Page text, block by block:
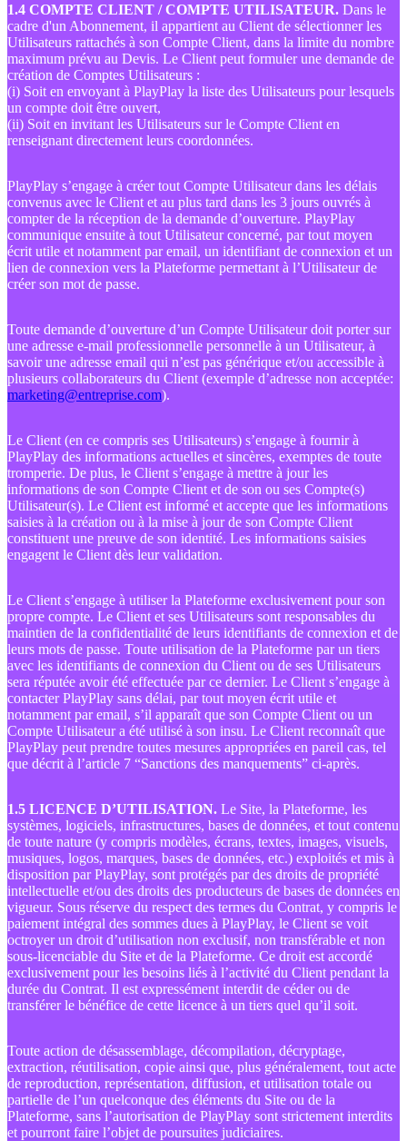
1.4 COMPTE CLIENT / COMPTE UTILISATEUR. Dans le
cadre d'un Abonnement, il appartient au Client de sélectionner les
Utilisateurs rattachés à son Compte Client, dans la limite du nombre
maximum prévu au Devis. Le Client peut formuler une demande de
création de Comptes Utilisateurs :
(i) Soit en envoyant à PlayPlay la liste des Utilisateurs pour lesquels
un compte doit être ouvert,
(ii) Soit en invitant les Utilisateurs sur le Compte Client en
renseignant directement leurs coordonnées.
PlayPlay s’engage à créer tout Compte Utilisateur dans les délais
convenus avec le Client et au plus tard dans les 3 jours ouvrés à
compter de la réception de la demande d’ouverture. PlayPlay
communique ensuite à tout Utilisateur concerné, par tout moyen
écrit utile et notamment par email, un identifiant de connexion et un
lien de connexion vers la Plateforme permettant à l’Utilisateur de
créer son mot de passe.
Toute demande d’ouverture d’un Compte Utilisateur doit porter sur
une adresse e-mail professionnelle personnelle à un Utilisateur, à
savoir une adresse email qui n’est pas générique et/ou accessible à
plusieurs collaborateurs du Client (exemple d’adresse non acceptée:
marketing@entreprise.com).
Le Client (en ce compris ses Utilisateurs) s’engage à fournir à
PlayPlay des informations actuelles et sincères, exemptes de toute
tromperie. De plus, le Client s’engage à mettre à jour les
informations de son Compte Client et de son ou ses Compte(s)
Utilisateur(s). Le Client est informé et accepte que les informations
saisies à la création ou à la mise à jour de son Compte Client
constituent une preuve de son identité. Les informations saisies
engagent le Client dès leur validation.
Le Client s’engage à utiliser la Plateforme exclusivement pour son
propre compte. Le Client et ses Utilisateurs sont responsables du
maintien de la confidentialité de leurs identifiants de connexion et de
leurs mots de passe. Toute utilisation de la Plateforme par un tiers
avec les identifiants de connexion du Client ou de ses Utilisateurs
sera réputée avoir été effectuée par ce dernier. Le Client s’engage à
contacter PlayPlay sans délai, par tout moyen écrit utile et
notamment par email, s’il apparaît que son Compte Client ou un
Compte Utilisateur a été utilisé à son insu. Le Client reconnaît que
PlayPlay peut prendre toutes mesures appropriées en pareil cas, tel
que décrit à l’article 7 “Sanctions des manquements” ci-après.
1.5 LICENCE D’UTILISATION. Le Site, la Plateforme, les
systèmes, logiciels, infrastructures, bases de données, et tout contenu
de toute nature (y compris modèles, écrans, textes, images, visuels,
musiques, logos, marques, bases de données, etc.) exploités et mis à
disposition par PlayPlay, sont protégés par des droits de propriété
intellectuelle et/ou des droits des producteurs de bases de données en
vigueur. Sous réserve du respect des termes du Contrat, y compris le
paiement intégral des sommes dues à PlayPlay, le Client se voit
octroyer un droit d’utilisation non exclusif, non transférable et non
sous-licenciable du Site et de la Plateforme. Ce droit est accordé
exclusivement pour les besoins liés à l’activité du Client pendant la
durée du Contrat. Il est expressément interdit de céder ou de
transférer le bénéfice de cette licence à un tiers quel qu’il soit.
Toute action de désassemblage, décompilation, décryptage,
extraction, réutilisation, copie ainsi que, plus généralement, tout acte
de reproduction, représentation, diffusion, et utilisation totale ou
partielle de l’un quelconque des éléments du Site ou de la
Plateforme, sans l’autorisation de PlayPlay sont strictement interdits
et pourront faire l’objet de poursuites judiciaires.